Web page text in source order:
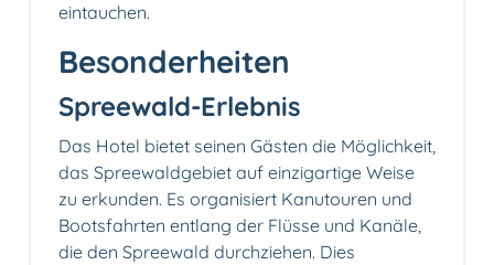
eintauchen.
Besonderheiten
Spreewald-Erlebnis
Das Hotel bietet seinen Gästen die Möglichkeit,
das Spreewaldgebiet auf einzigartige Weise
zu erkunden. Es organisiert Kanutouren und
Bootsfahrten entlang der Flüsse und Kanäle,
die den Spreewald durchziehen. Dies